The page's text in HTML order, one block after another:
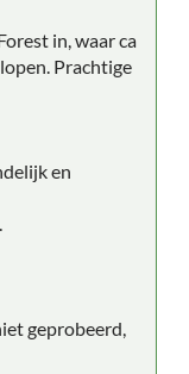
in, waar ca
Prachtige
en
geprobeerd,